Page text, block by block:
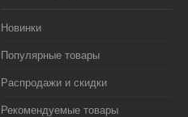
Новинки
Популярные товары
Распродажи и скидки
Рекомендуемые товары